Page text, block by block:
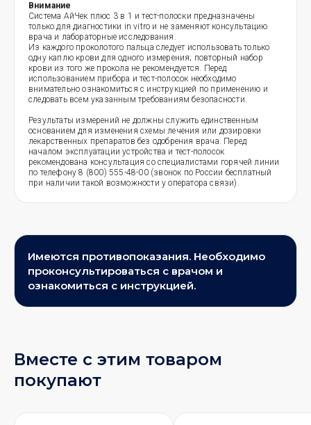
Внимание
Система АйЧек плюс 3 в 1 и тест-полоски предназначены
только для диагностики in vitro и не заменяют консультацию
врача и лабораторные исследования.
Из каждого проколотого пальца следует использовать только
одну каплю крови для одного измерения; повторный набор
крови из того же прокола не рекомендуется. Перед
использованием прибора и тест-полосок необходимо
внимательно ознакомиться с инструкцией по применению и
следовать всем указанным требованиям безопасности.
Результаты измерений не должны служить единственным
основанием для изменения схемы лечения или дозировки
лекарственных препаратов без одобрения врача. Перед
началом эксплуатации устройства и тест-полосок
рекомендована консультация со специалистами горячей линии
по телефону 8 (800) 555-48-00 (звонок по России бесплатный
при наличии такой возможности у оператора связи).
Имеются противопоказания. Необходимо
проконсультироваться с врачом и
ознакомиться с инструкцией.
Вместе с этим товаром
покупают